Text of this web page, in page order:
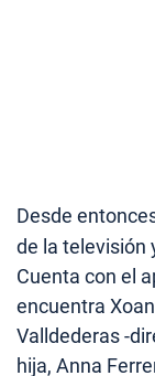
Desde
de la televisión
Cuenta con el
encuentra
Valldederas -
hija, Anna